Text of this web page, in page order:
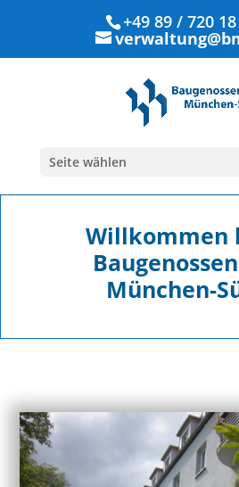
+49 89 / 720
Seite wählen
Willkommen
München-